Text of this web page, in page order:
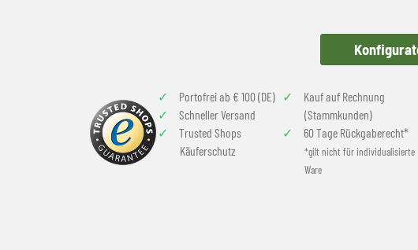
Portofrei ab € 100 (DE)
Schneller Versand
Trusted Shops
Käuferschutz
Kauf auf Rechnung
(Stammkunden)
60 Tage Rückgaberecht*
*gilt nicht für individualisierte
Ware